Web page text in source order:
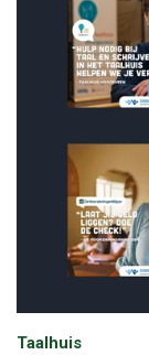
Taalhuis